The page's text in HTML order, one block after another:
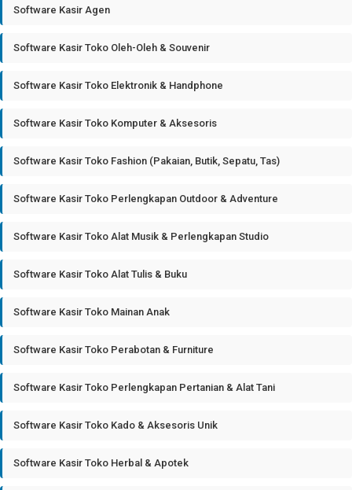
Software Kasir Agen
Software Kasir Toko Oleh-Oleh & Souvenir
Software Kasir Toko Elektronik & Handphone
Software Kasir Toko Komputer & Aksesoris
Software Kasir Toko Fashion (Pakaian, Butik, Sepatu, Tas)
Software Kasir Toko Perlengkapan Outdoor & Adventure
Software Kasir Toko Alat Musik & Perlengkapan Studio
Software Kasir Toko Alat Tulis & Buku
Software Kasir Toko Mainan Anak
Software Kasir Toko Perabotan & Furniture
Software Kasir Toko Perlengkapan Pertanian & Alat Tani
Software Kasir Toko Kado & Aksesoris Unik
Software Kasir Toko Herbal & Apotek